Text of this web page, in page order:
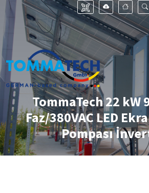
TommaTech 22 kW
Faz/380VAC LED
Pompası